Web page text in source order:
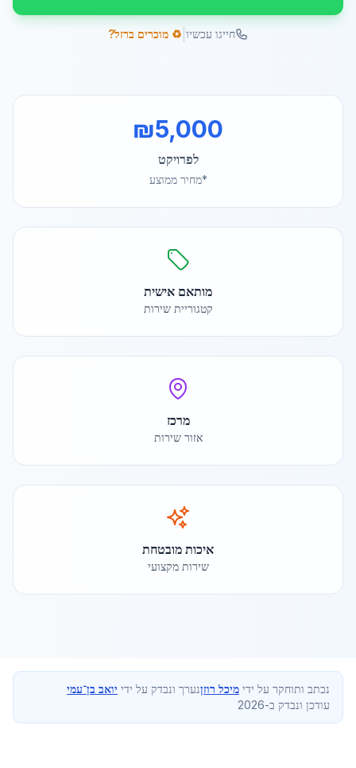
חייגו עכשיו ♻️ מוכרים ברזל?
₪5,000
לפרויקט
*מחיר ממוצע
מותאם אישית
קטגוריית שירות
מרכז
אזור שירות
איכות מובטחת
שירות מקצועי
נכתב ותוחקר על ידי מיכל רוזןנערך ונבדק על ידי יואב בן־עמי
עודכן ונבדק ב-2026